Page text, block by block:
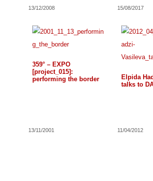
13/12/2008 15/08/2017
359° – EXPO
[project_015]:
performing the border
13/11/2001
Elpida
talks to
11/04/2012